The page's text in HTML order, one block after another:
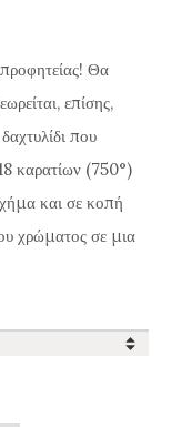
Θα
επίσης,
που
καρατίων (750°)
και σε κοπή
χρώματος σε μια